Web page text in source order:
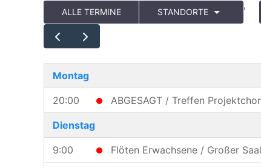
ALLE TERMINE STANDORTE '
Montag
20:00 ABGESAGT / Treffen
Dienstag
9:00 Flöten Erwachsene / Großer